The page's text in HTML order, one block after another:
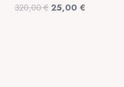
320,00€ Original
25,00 €